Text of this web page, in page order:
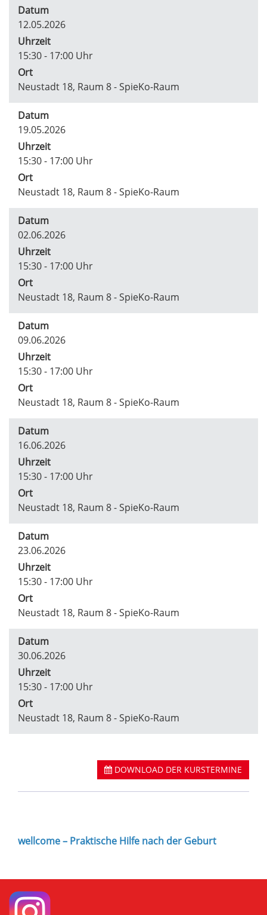
Datum
12.05.2026
Uhrzeit
15:30 - 17:00 Uhr
Ort
Neustadt 18, Raum 8 - SpieKo-Raum
Datum
19.05.2026
Uhrzeit
15:30 - 17:00 Uhr
Ort
Neustadt 18, Raum 8 - SpieKo-Raum
Datum
02.06.2026
Uhrzeit
15:30 - 17:00 Uhr
Ort
Neustadt 18, Raum 8 - SpieKo-Raum
Datum
09.06.2026
Uhrzeit
15:30 - 17:00 Uhr
Ort
Neustadt 18, Raum 8 - SpieKo-Raum
Datum
16.06.2026
Uhrzeit
15:30 - 17:00 Uhr
Ort
Neustadt 18, Raum 8 - SpieKo-Raum
Datum
23.06.2026
Uhrzeit
15:30 - 17:00 Uhr
Ort
Neustadt 18, Raum 8 - SpieKo-Raum
Datum
30.06.2026
Uhrzeit
15:30 - 17:00 Uhr
Ort
Neustadt 18, Raum 8 - SpieKo-Raum
DOWNLOAD DER KURSTERMINE
wellcome – Praktische Hilfe nach der Geburt